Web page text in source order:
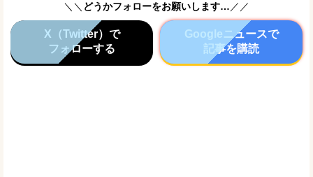
＼＼ どうかフォローをお願いします…／／
X（Twitter）で
フォローする
Googleニュースで
記事を購読